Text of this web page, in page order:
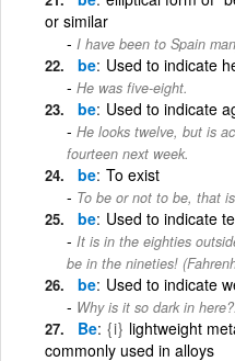
or similar
I have been to Spain
be Used to indicate
He was five-eight.
be Used to indicate
He looks twelve, but is
fourteen next week.
be To exist
To be or not to be, that
be Used to indicate
It is in the eighties
be in the nineties!
be Used to indicate
Why is it so dark in here?.
Be {i} lightweight
commonly used in alloys